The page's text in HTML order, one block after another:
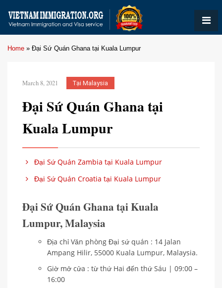
Home » Đại Sứ Quán Ghana tại Kuala Lumpur
March 8, 2021 Tại Malaysia
Đại Sứ Quán Ghana tại
Kuala Lumpur
Đại Sứ Quán Zambia tại Kuala Lumpur
Đại Sứ Quán Croatia tại Kuala Lumpur
Đại Sứ Quán Ghana tại Kuala
Lumpur, Malaysia
Địa chỉ Văn phòng Đại sứ quán : 14 Jalan
Ampang Hilir, 55000 Kuala Lumpur, Malaysia.
Giờ mở cửa : từ thứ Hai đến thứ Sáu | 09:00 –
16:00